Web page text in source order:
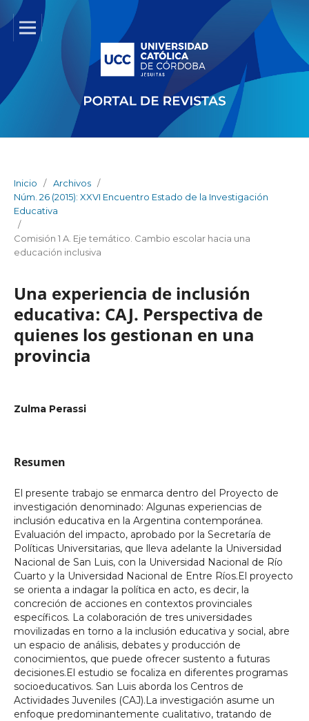
Inicio / Archivos /
Núm. 26 (2015): XXVI Encuentro Estado de la Investigación
Educativa
/
Comisión 1 A. Eje temático. Cambio escolar hacia una
educación inclusiva
Una experiencia de inclusión
educativa: CAJ. Perspectiva de
quienes los gestionan en una
provincia
Zulma Perassi
Resumen
El presente trabajo se enmarca dentro del Proyecto de
investigación denominado: Algunas experiencias de
inclusión educativa en la Argentina contemporánea.
Evaluación del impacto, aprobado por la Secretaría de
Políticas Universitarias, que lleva adelante la Universidad
Nacional de San Luis, con la Universidad Nacional de Río
Cuarto y la Universidad Nacional de Entre Ríos.El proyecto
se orienta a indagar la política en acto, es decir, la
concreción de acciones en contextos provinciales
específicos. La colaboración de tres universidades
movilizadas en torno a la inclusión educativa y social, abre
un espacio de análisis, debates y producción de
conocimientos, que puede ofrecer sustento a futuras
decisiones.El estudio se focaliza en diferentes programas
socioeducativos. San Luis aborda los Centros de
Actividades Juveniles (CAJ).La investigación asume un
enfoque predominantemente cualitativo, tratando de